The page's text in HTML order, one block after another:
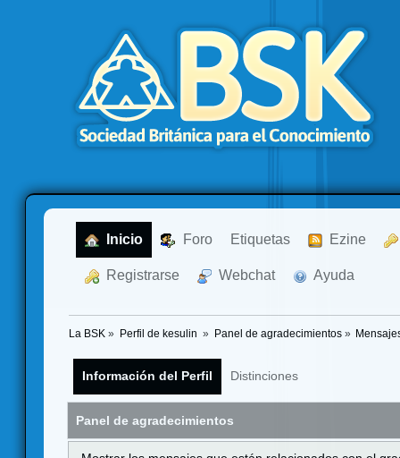
Inicio Foro Etiquetas Ezine
Registrarse Webchat Ayuda
La BSK » Perfil de kesulin » Panel de agradecimientos»
Información del Perfil Distinciones
Panel de agradecimientos